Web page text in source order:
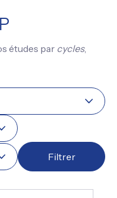
études par cycles,
Filtrer